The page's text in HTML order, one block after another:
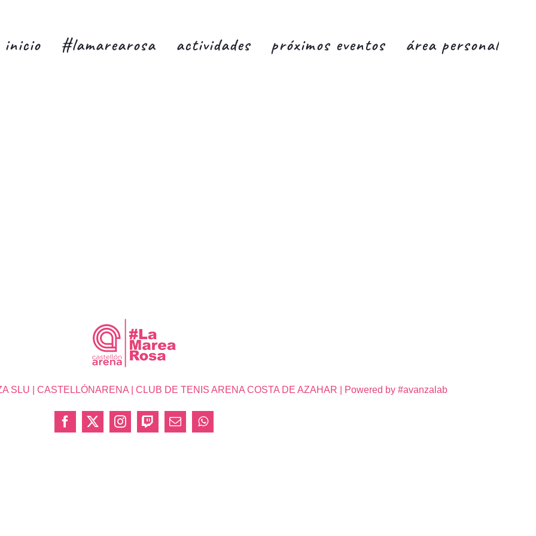
inicio #lamarearosa actividades próximos eventos área personal
| CASTELLÓNARENA | CLUB DE TENIS ARENA COSTA DE AZAHAR | Powered by #avanzalab
Facebook
X InstagramTwitchCorreoWhatsApp